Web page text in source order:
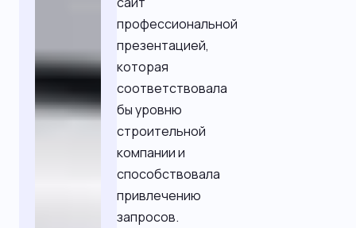
профессиональной
презентацией,
которая
соответствовала
бы уровню
строительной
компании и
способствовала
привлечению
запросов.